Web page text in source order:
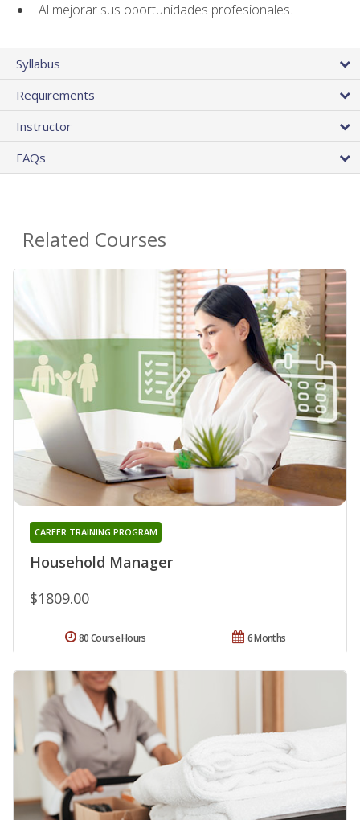
Al mejorar sus oportunidades profesionales.
Syllabus
Requirements
Instructor
FAQs
Related Courses
Household Manager
CAREER TRAINING PROGRAM
$1809.00
6 Months
80 Course Hours